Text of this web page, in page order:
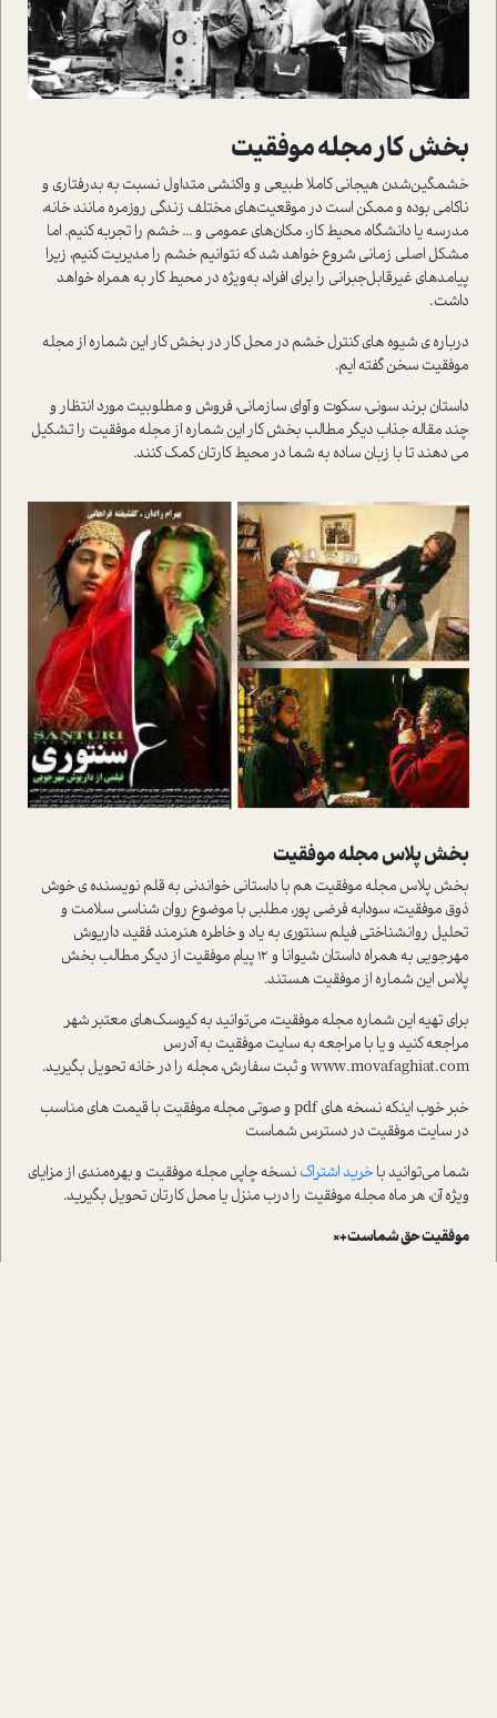
بخش کار مجله موفقیت
خشمگین‌شدن هیجانی کاملا طبیعی و واکنشی متداول نسبت به بدرفتاری و
ناکامی بوده و ممکن است در موقعیت‌های مختلف زندگی روزمره مانند خانه،
مدرسه یا دانشگاه، محیط کار، مکان‌های عمومی و ... خشم را تجربه کنیم. اما
مشکل اصلی زمانی شروع خواهد شد که نتوانیم خشم را مدیریت کنیم، زیرا
پیامدهای غیر‌قابل‌جبرانی را برای افراد، به‌ویژه در محیط کار به همراه خواهد
داشت.
درباره ی شیوه های کنترل خشم در محل کار در بخش کار این شماره از مجله
موفقیت سخن گفته ایم.
داستان برند سونی، سکوت و آوای سازمانی، فروش و مطلوبیت مورد انتظار و
چند مقاله جذاب دیگر مطالب بخش کار این شماره از مجله موفقیت را تشکیل
می دهند تا با زبان ساده به شما در محیط کارتان کمک کنند.
بخش پلاس مجله موفقیت
بخش پلاس مجله موفقیت هم با داستانی خواندنی به قلم نویسنده ی خوش
ذوق موفقیت، سودابه فرضی پور، مطلبی با موضوع روان شناسی سلامت و
تحلیل روانشناختی فیلم سنتوری به یاد و خاطره هنرمند فقید، داریوش
مهرجویی به همراه داستان شیوانا و 12 پیام موفقیت از دیگر مطالب بخش
پلاس این شماره از موفقیت هستند.
برای تهیه‌ این شماره مجله موفقیت، می‌توانید به کیوسک‌های معتبر شهر
مراجعه کنید و یا با مراجعه به سایت موفقیت به آدرس
www.movafaghiat.com و ثبت سفارش، مجله را در خانه تحویل بگیرید.
خبر خوب اینکه نسخه های pdf و صوتی مجله موفقیت با قیمت های مناسب
در سایت موفقیت در دسترس شماست
شما می‌توانید باخريد اشتراک نسخه چاپی مجله موفقیت و بهره‌مندی از مزایای
ویژه آن، هر ماه مجله موفقیت را درب منزل یا محل کارتان تحویل بگیرید.
موفقیت حق شماست+×